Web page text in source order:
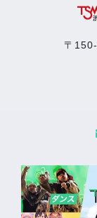
〒